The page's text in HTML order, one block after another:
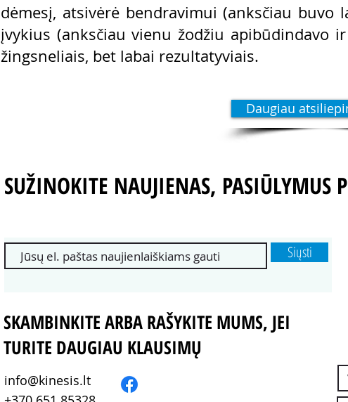
dėmesį, atsivėrė bendravimui (anksčiau buvo
įvykius (anksčiau vienu žodžiu apibūdindavo
žingsneliais, bet labai rezultatyviais.
Daugiau
SUŽINOKITE NAUJIENAS, PASIŪLYMUS
Siųsti
SKAMBINKITE ARBA RAŠYKITE MUMS, JEI
TURITE DAUGIAU KLAUSIMŲ
info@kinesis.lt